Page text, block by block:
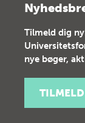
Tilmeld dig
nye bøger,